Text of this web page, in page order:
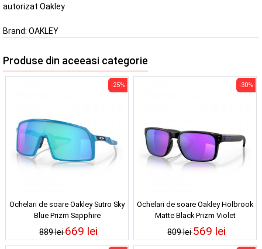
autorizat Oakley
Brand: OAKLEY
Produse din aceeasi categorie
Ochelari de soare Oakley Sutro Sky
Blue Prizm Sapphire
889 lei
-25%
669 lei
Ochelari de soare Oakley Holbrook
Matte Black Prizm Violet
809 lei
-30%
569 lei